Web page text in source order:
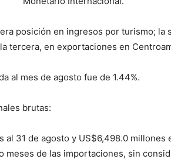
posición en ingresos por turismo; la
tercera, en exportaciones en
al mes de agosto fue de 1.44%.
brutas:
al 31 de agosto y US$6,498.0
meses de las importaciones, sin